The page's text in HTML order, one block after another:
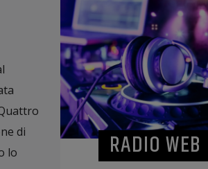
di
lo
RADIO WEB